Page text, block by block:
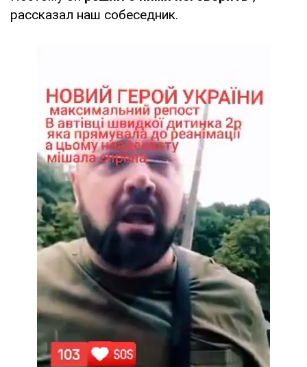
рассказал наш собеседник.